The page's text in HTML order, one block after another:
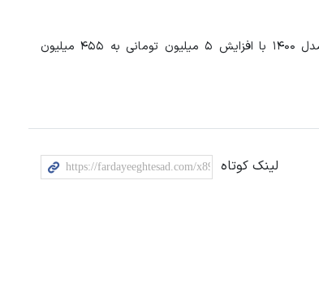
در بین خودروهای سمند نیز افزایش قیمت را شاهد بودیم به‌طوری که قیمت سمند LX EF۷ مدل ۱۴۰۰ با افزایش ۵ میلیون تومانی به ۴۵۵ میلیون
لینک کوتاه